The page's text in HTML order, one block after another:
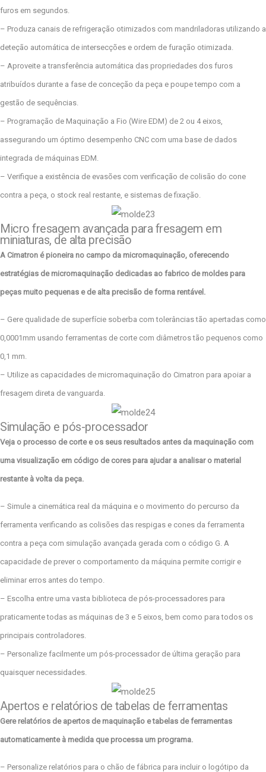
furos em segundos.
– Produza canais de refrigeração otimizados com mandriladoras utilizando a
deteção automática de intersecções e ordem de furação otimizada.
– Aproveite a transferência automática das propriedades dos furos
atribuídos durante a fase de conceção da peça e poupe tempo com a
gestão de sequências.
– Programação de Maquinação a Fio (Wire EDM) de 2 ou 4 eixos,
assegurando um óptimo desempenho CNC com uma base de dados
integrada de máquinas EDM.
– Verifique a existência de evasões com verificação de colisão do cone
contra a peça, o stock real restante, e sistemas de fixação.
Micro fresagem avançada para fresagem em
miniaturas, de alta precisão
A Cimatron é pioneira no campo da micromaquinação, oferecendo
estratégias de micromaquinação dedicadas ao fabrico de moldes para
peças muito pequenas e de alta precisão de forma rentável.
– Gere qualidade de superfície soberba com tolerâncias tão apertadas como
0,0001mm usando ferramentas de corte com diâmetros tão pequenos como
0,1 mm.
– Utilize as capacidades de micromaquinação do Cimatron para apoiar a
fresagem direta de vanguarda.
Simulação e pós-processador
Veja o processo de corte e os seus resultados antes da maquinação com
uma visualização em código de cores para ajudar a analisar o material
restante à volta da peça.
– Simule a cinemática real da máquina e o movimento do percurso da
ferramenta verificando as colisões das respigas e cones da ferramenta
contra a peça com simulação avançada gerada com o código G. A
capacidade de prever o comportamento da máquina permite corrigir e
eliminar erros antes do tempo.
– Escolha entre uma vasta biblioteca de pós-processadores para
praticamente todas as máquinas de 3 e 5 eixos, bem como para todos os
principais controladores.
– Personalize facilmente um pós-processador de última geração para
quaisquer necessidades.
Apertos e relatórios de tabelas de ferramentas
Gere relatórios de apertos de maquinação e tabelas de ferramentas
automaticamente à medida que processa um programa.
– Personalize relatórios para o chão de fábrica para incluir o logótipo da